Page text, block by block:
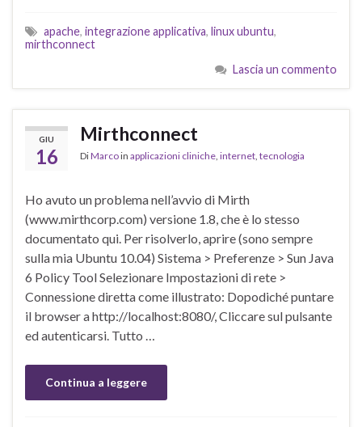
apache, integrazione applicativa, linux ubuntu,
mirthconnect
Lascia un commento
GIU
16
Mirthconnect
DiMarcoin applicazioni cliniche internet tecnologia
Ho avuto un problema nell’avvio di Mirth
(www.mirthcorp.com) versione 1.8, che è lo stesso
documentato qui. Per risolverlo, aprire (sono sempre
sulla mia Ubuntu 10.04) Sistema > Preferenze > Sun Java
6 Policy Tool Selezionare Impostazioni di rete >
Connessione diretta come illustrato: Dopodiché puntare
il browser a http://localhost:8080/, Cliccare sul pulsante
ed autenticarsi. Tutto …
Continua a leggere